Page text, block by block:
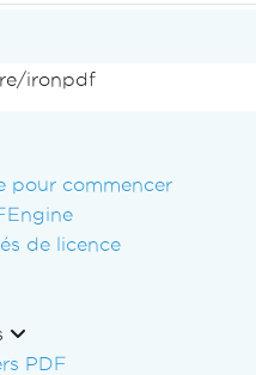
de page
ironpdf
pour commencer
de licence
PDF